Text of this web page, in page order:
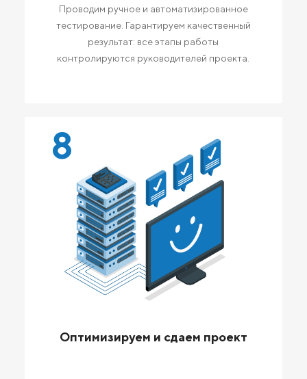
Проводим ручное и автоматизированное
тестирование. Гарантируем качественный
результат: все этапы работы
контролируются руководителей проекта.
8
Оптимизируем и сдаем проект